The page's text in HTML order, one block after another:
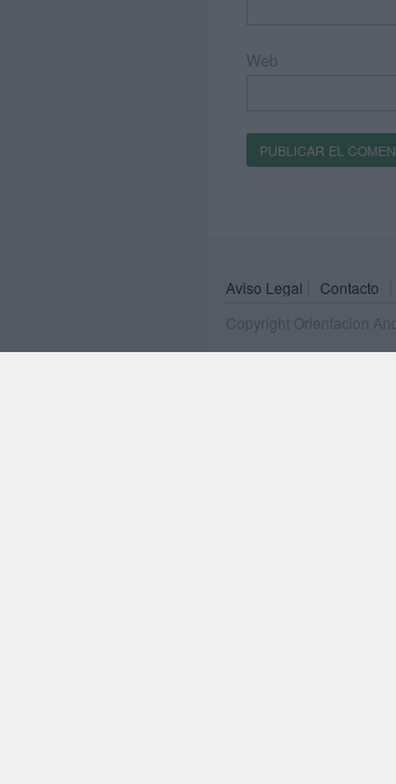
Web
Aviso Legal Contacto